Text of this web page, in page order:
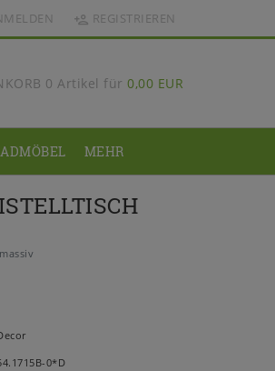
REGISTRIEREN
0 Artikel für 0,00 EUR
MEHR
0*D